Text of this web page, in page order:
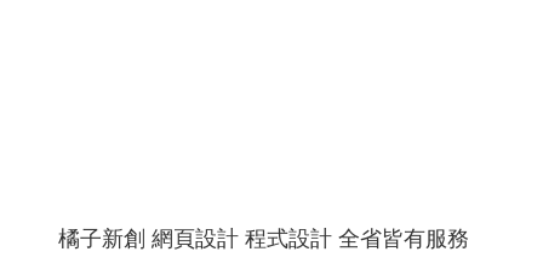
橘子新創 網頁設計 程式設計 全省皆有服務